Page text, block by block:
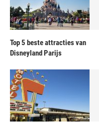
Top 5 beste attracties van
Disneyland Parijs